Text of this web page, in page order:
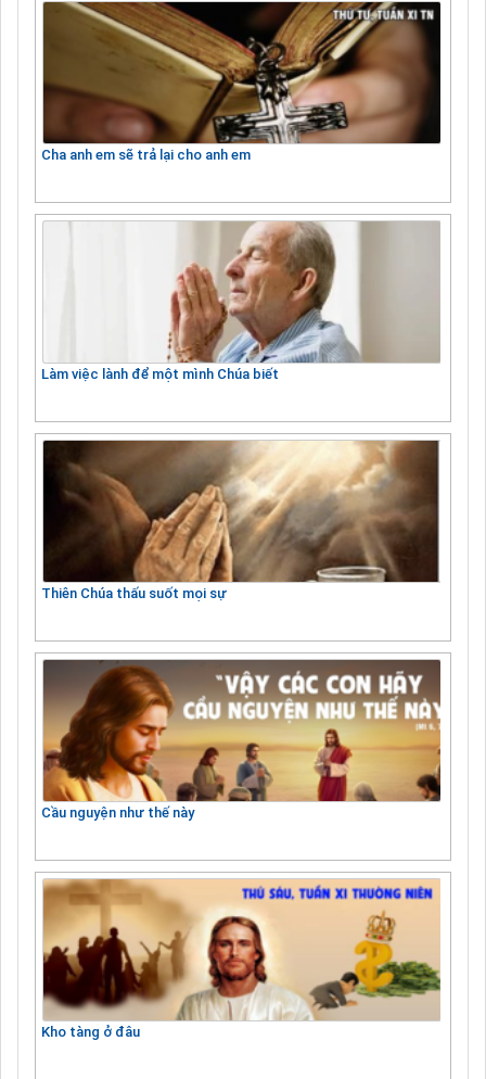
Cha anh em sẽ trả lại cho anh em
Làm việc lành để một mình Chúa biết
Thiên Chúa thấu suốt mọi sự
Cầu nguyện như thế này
Kho tàng ở đâu